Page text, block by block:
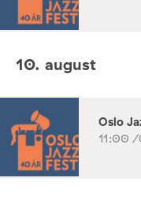
10. august
Oslo
11:00 /